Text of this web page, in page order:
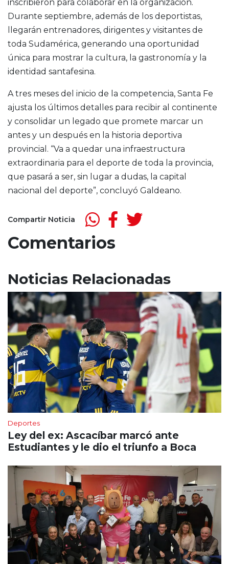
inscribieron para colaborar en la organización.
Durante septiembre, además de los deportistas,
llegarán entrenadores, dirigentes y visitantes de
toda Sudamérica, generando una oportunidad
única para mostrar la cultura, la gastronomía y la
identidad santafesina.
A tres meses del inicio de la competencia, Santa Fe
ajusta los últimos detalles para recibir al continente
y consolidar un legado que promete marcar un
antes y un después en la historia deportiva
provincial. “Va a quedar una infraestructura
extraordinaria para el deporte de toda la provincia,
que pasará a ser, sin lugar a dudas, la capital
nacional del deporte”, concluyó Galdeano.
Compartir Noticia
Comentarios
Noticias Relacionadas
Deportes
Ley del ex: Ascacíbar marcó ante
Estudiantes y le dio el triunfo a Boca